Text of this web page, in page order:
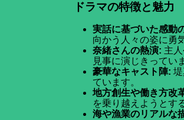
ドラマの特徴と魅力
実話に基づいた感動
向かう人々の姿に勇
奈緒さんの熱演: 主
見事に演じきってい
豪華なキャスト陣:
ています。
地方創生や働き方改
を乗り越えようとす
海や漁業のリアルな